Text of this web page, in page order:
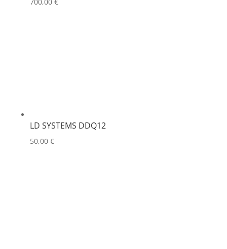
LD SYSTEMS DDQ12
50,00 €